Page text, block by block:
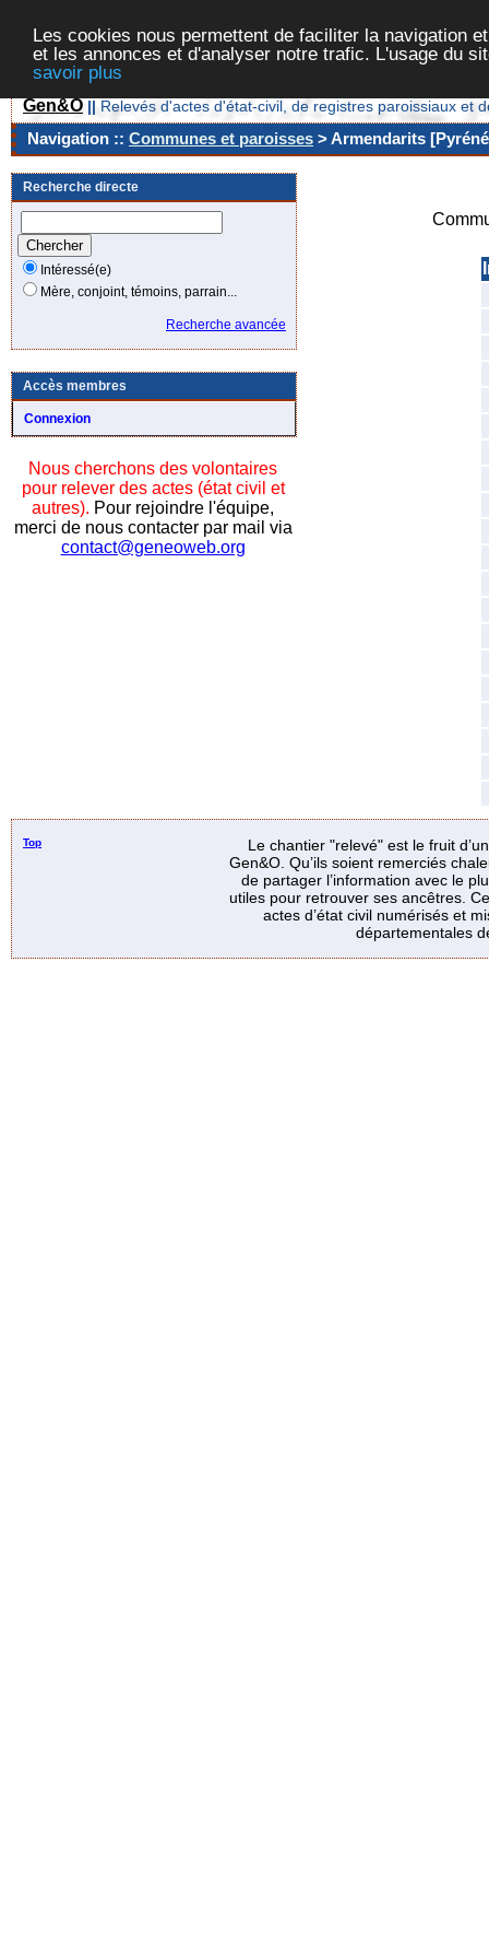
Les cookies nous permettent de faciliter la navigation
et les annonces et d'analyser notre trafic. L'usage du
savoir plus
Gen&O || Relevés d'actes d'état-civil, de registres paroissiaux et
Navigation :: Communes et paroisses > Armendarits
Recherche directe
Intéressé(e)
Mère, conjoint, témoins, parrain...
Recherche avancée
Accès membres
Connexion
Nous cherchons des volontaires
pour relever des actes (état civil et
autres). Pour rejoindre l'équipe,
merci de nous contacter par mail via
contact@geneoweb.org
Top
Le chantier "relevé" est le fruit
Gen&O. Qu’ils soient remerciés
de partager l’information avec le
utiles pour retrouver ses ancêtres.
actes d’état civil numérisés et
départementales